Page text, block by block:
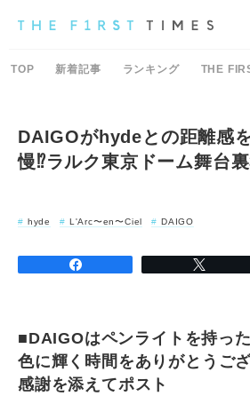
TOP 新着記事 ランキング THE
DAIGOがhydeとの距離感
慢⁉ラルク東京ドーム舞台
hyde L'Arc〜en〜Ciel DAIGO
■DAIGOはペンライトを持っ
色に輝く時間をありがとうご
感謝を添えてポスト